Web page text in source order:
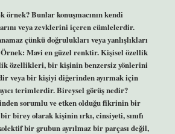
örnek? Bunlar konuşmacının kendi
veya zevklerini içeren cümlelerdir.
çünkü doğrulukları veya yanlışlıkları
Mavi en güzel renktir. Kişisel özellik
özellikleri, bir kişinin benzersiz yönlerini
veya bir kişiyi diğerinden ayırmak için
terimlerdir. Bireysel görüş nedir?
sorumlu ve etken olduğu fikrinin bir
birey olarak kişinin ırkı, cinsiyeti, sınıfı
bir grubun ayrılmaz bir parçası değil,